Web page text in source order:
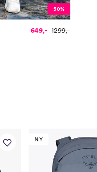
50%
649,- 1299,-
NY